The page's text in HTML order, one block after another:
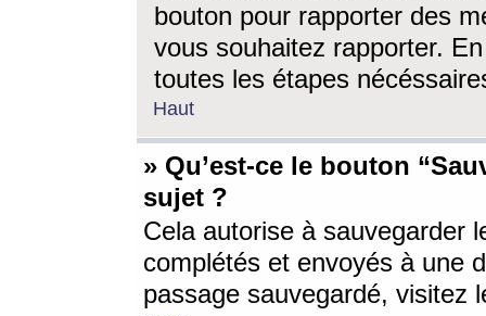
bouton pour rapporter des
vous souhaitez rapporter.
toutes les étapes
Haut
» Qu’est-ce le bouton
sujet ?
Cela autorise à sauvegarder
complétés et envoyés à une
passage sauvegardé, visitez